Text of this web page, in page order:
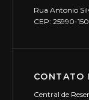
Rua Antonio
CEP: 25990-150
CONTATO
Central de